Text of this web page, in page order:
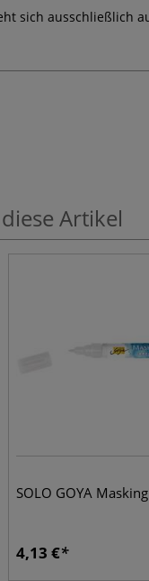
sich ausschließlich
Artikel
SOLO GOYA
4,13 €